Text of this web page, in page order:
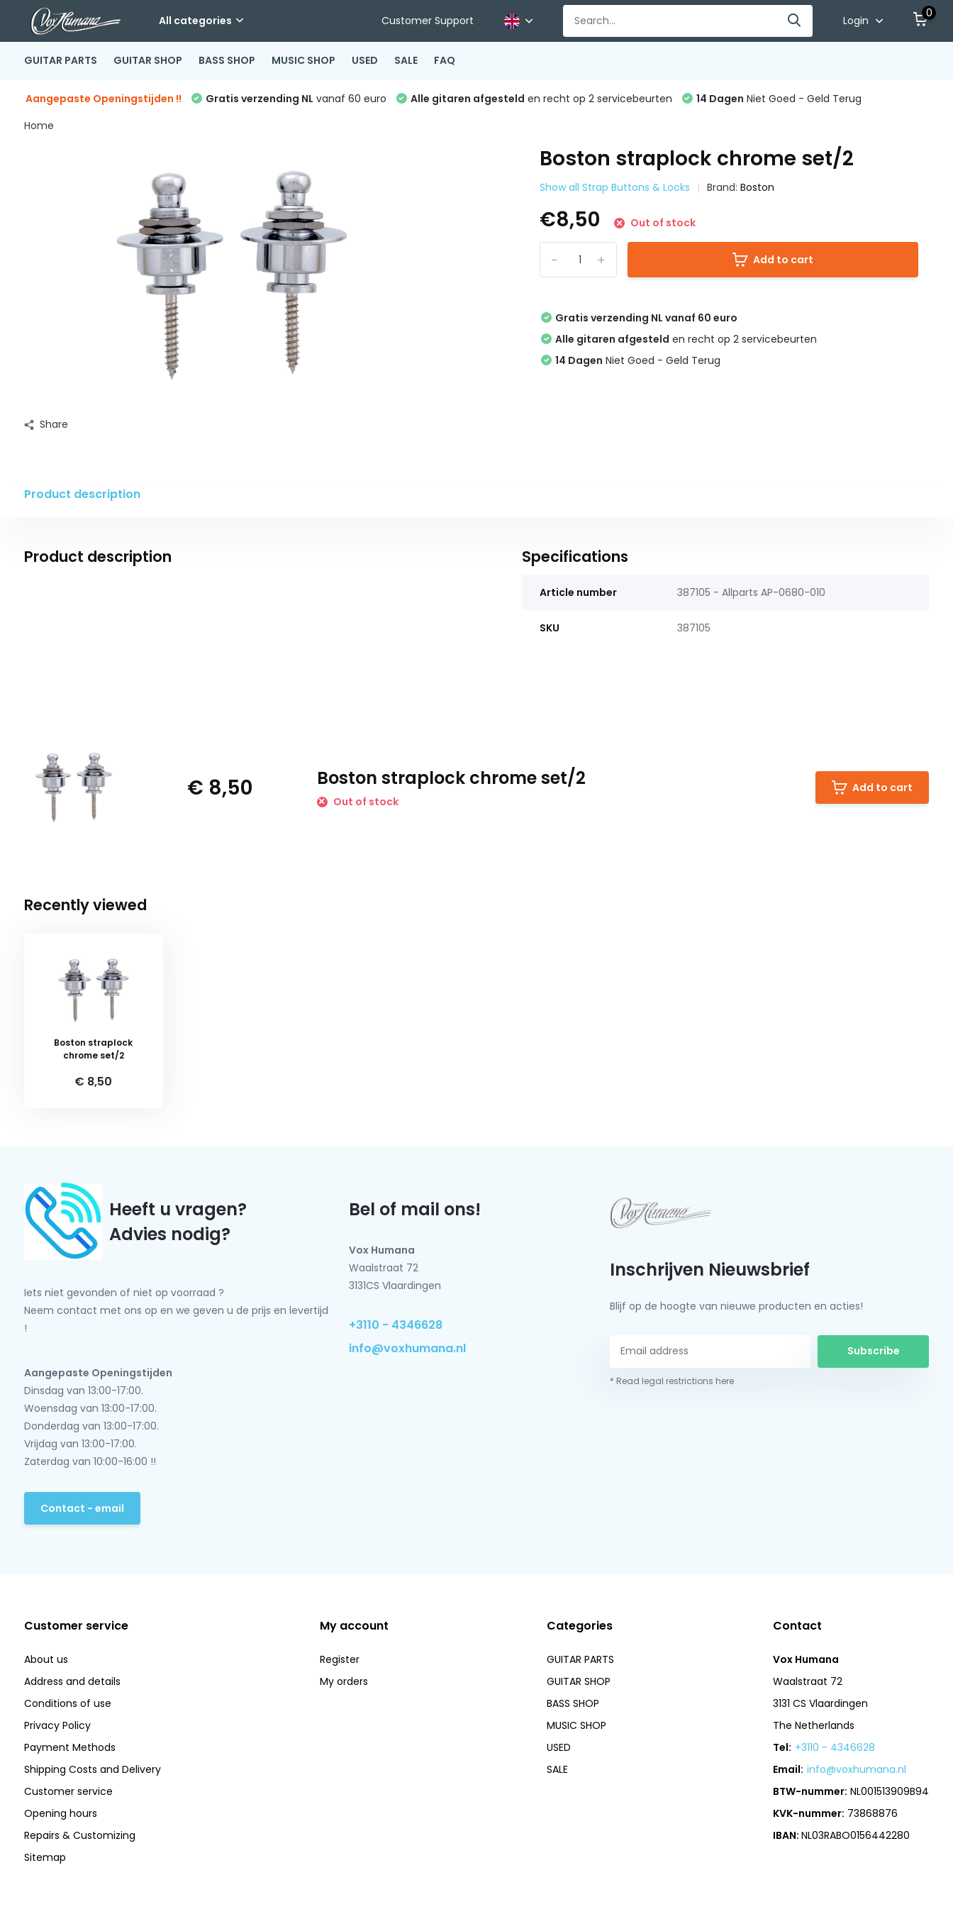
All categories Customer Support Login
0
GUITAR PARTS GUITAR SHOP BASS SHOP MUSIC SHOP USED SALE FAQ
Aangepaste Openingstijden !! Gratis verzending NL vanaf 60 euro Alle gitaren afgesteld en recht op 2 servicebeurten 14 Dagen Niet Goed - Geld Terug
Home
Share
Boston straplock chrome set/2
Show all Strap Buttons & Locks Brand:Boston
€8,50 Out of stock
+
- Add to cart
Gratis verzending NL vanaf 60 euro
Alle gitaren afgesteld en recht op 2 servicebeurten
14 Dagen Niet Goed - Geld Terug
Product description
Product description Specifications
Article number 387105 - Allparts AP-0680-010
SKU 387105
€ 8,50 Boston straplock chrome set/2
Out of stock
Add to cart
Recently viewed
Boston straplock
chrome set/2
€ 8,50
Heeft u vragen?
Advies nodig?
Iets niet gevonden of niet op voorraad ?
Neem contact met ons op en we geven u de prijs en levertijd
!
Aangepaste Openingstijden
Dinsdag van 13:00-17:00.
Woensdag van 13:00-17:00.
Donderdag van 13:00-17:00.
Vrijdag van 13:00-17:00.
Zaterdag van 10:00-16:00 !!
Contact - email
Bel of mail ons!
Vox Humana
Waalstraat 72
3131CS Vlaardingen
+3110 - 4346628
info@voxhumana.nl
Inschrijven Nieuwsbrief
Blijf op de hoogte van nieuwe producten en acties!
Subscribe
* Read legal restrictions here
Customer service
About us
Address and details
Conditions of use
Privacy Policy
Payment Methods
Shipping Costs and Delivery
Customer service
Opening hours
Repairs & Customizing
Sitemap
My account
Register
My orders
Categories
GUITAR PARTS
GUITAR SHOP
BASS SHOP
MUSIC SHOP
USED
SALE
Contact
Vox Humana
Waalstraat 72
3131 CS Vlaardingen
The Netherlands
Tel: +3110 - 4346628
Email: info@voxhumana.nl
BTW-nummer: NL001513909B94
KVK-nummer: 73868876
IBAN:NL03RABO0156442280